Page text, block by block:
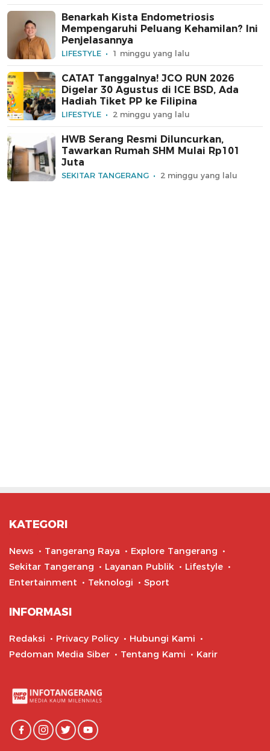
Benarkah Kista Endometriosis
Mempengaruhi Peluang Kehamilan? Ini
Penjelasannya
LIFESTYLE 1 minggu yang lalu
CATAT Tanggalnya! JCO RUN 2026
Digelar 30 Agustus di ICE BSD, Ada
Hadiah Tiket PP ke Filipina
LIFESTYLE 2 minggu yang lalu
HWB Serang Resmi Diluncurkan,
Tawarkan Rumah SHM Mulai Rp101
Juta
SEKITAR TANGERANG 2 minggu yang lalu
KATEGORI
News Tangerang Raya
Explore Tangerang
Sekitar Tangerang
Layanan Publik
Lifestyle
Entertainment
Teknologi Sport
INFORMASI
Redaksi Privacy Policy
Hubungi Kami
Pedoman Media Siber
Tentang Kami Karir